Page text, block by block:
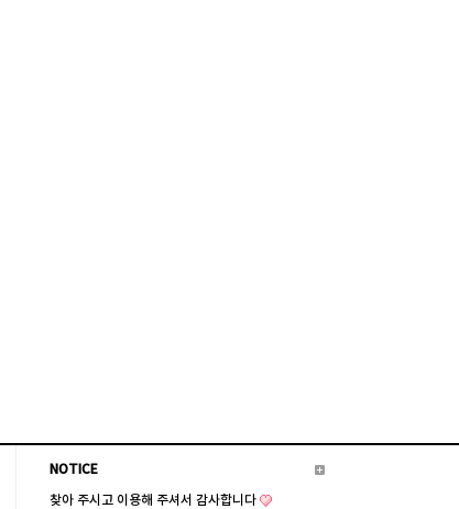
NOTICE
찾아 주시고 이용해 주셔서 감사합니다